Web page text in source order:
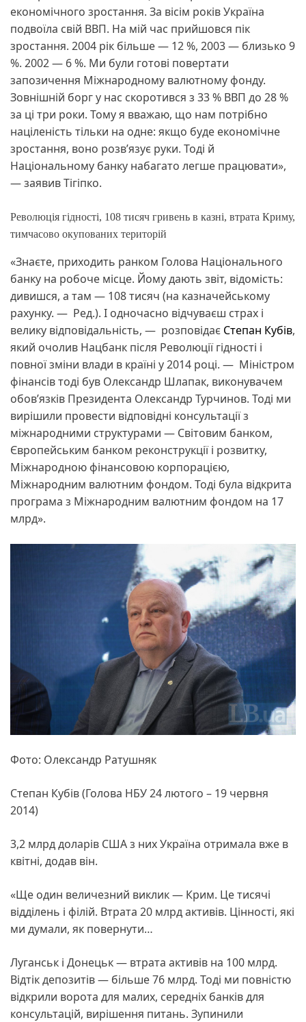
економічного зростання. За вісім років Україна
подвоїла свій ВВП. На мій час прийшовся пік
зростання. 2004 рік більше — 12 %, 2003 — близько 9
%. 2002 — 6 %. Ми були готові повертати
запозичення Міжнародному валютному фонду.
Зовнішній борг у нас скоротився з 33 % ВВП до 28 %
за ці три роки. Тому я вважаю, що нам потрібно
націленість тільки на одне: якщо буде економічне
зростання, воно розв’язує руки. Тоді й
Національному банку набагато легше працювати»,
— заявив Тігіпко.
Революція гідності, 108 тисяч гривень в казні, втрата Криму,
тимчасово окупованих територій
«Знаєте, приходить ранком Голова Національного
банку на робоче місце. Йому дають звіт, відомість:
дивишся, а там — 108 тисяч (на казначейському
рахунку. — Ред.). І одночасно відчуваєш страх і
велику відповідальність, — розповідає Степан Кубів,
який очолив Нацбанк після Революції гідності і
повної зміни влади в країні у 2014 році. — Міністром
фінансів тоді був Олександр Шлапак, виконувачем
обовʼязків Президента Олександр Турчинов. Тоді ми
вирішили провести відповідні консультації з
міжнародними структурами — Світовим банком,
Європейським банком реконструкції і розвитку,
Міжнародною фінансовою корпорацією,
Міжнародним валютним фондом. Тоді була відкрита
програма з Міжнародним валютним фондом на 17
млрд».
Фото: Олександр Ратушняк
Степан Кубів (Голова НБУ 24 лютого – 19 червня
2014)
3,2 млрд доларів США з них Україна отримала вже в
квітні, додав він.
«Ще один величезний виклик — Крим. Це тисячі
відділень і філій. Втрата 20 млрд активів. Цінності, які
ми думали, як повернути…
Луганськ і Донецьк — втрата активів на 100 млрд.
Відтік депозитів — більше 76 млрд. Тоді ми повністю
відкрили ворота для малих, середніх банків для
консультацій, вирішення питань. Зупинили